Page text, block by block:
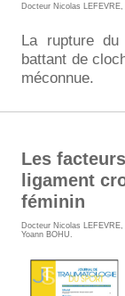
Docteur Nicolas LEFEVRE
La rupture
battant de
méconnue.
Les
ligament
féminin
Docteur Nicolas LEFEVRE
Yoann BOHU